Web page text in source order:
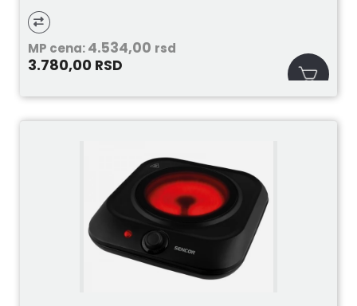
MP cena:4.534,00 rsd
3.780,00 RSD